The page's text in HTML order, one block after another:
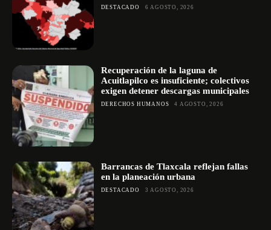
DESTACADO 6 AGOSTO, 2026
Recuperación de la laguna de
Acuitlapilco es insuficiente; colectivos
exigen detener descargas municipales
DERECHOS HUMANOS 4 AGOSTO, 2026
Barrancas de Tlaxcala reflejan fallas
en la planeación urbana
DESTACADO 3 AGOSTO, 2026